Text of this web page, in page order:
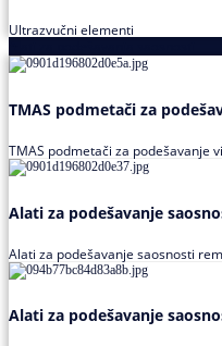
Ultrazvučni elementi
TMAS podmetači za
TMAS podmetači za podešavanje
Alati za podešavanje
Alati za podešavanje saosnosti
Alati za podešavanje